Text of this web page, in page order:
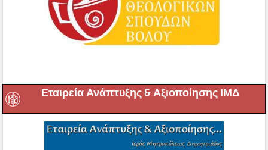
Εταιρεία Ανάπτυξης & Αξιοποίησης ΙΜΔ